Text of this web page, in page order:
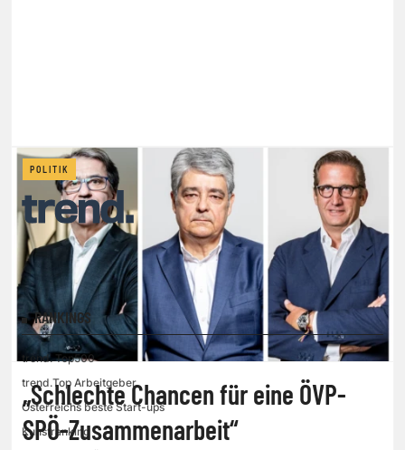
POLITIK
„Schlechte Chancen für eine ÖVP-
SPÖ-Zusammenarbeit“
RANKINGS
trend. Top500
trend.Top Arbeitgeber
Österreichs beste Start-ups
Kunstranking